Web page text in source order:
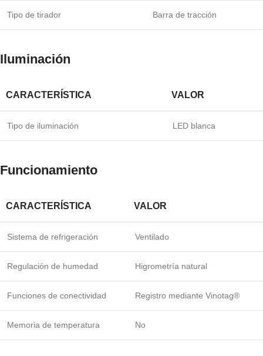
Tipo de tirador Barra de tracción
Iluminación
CARACTERÍSTICA VALOR
Tipo de iluminación LED blanca
Funcionamiento
CARACTERÍSTICA VALOR
Sistema de refrigeración Ventilado
Regulación de humedad Higrometría natural
Funciones de conectividad Registro mediante Vinotag®
Memoria de temperatura No